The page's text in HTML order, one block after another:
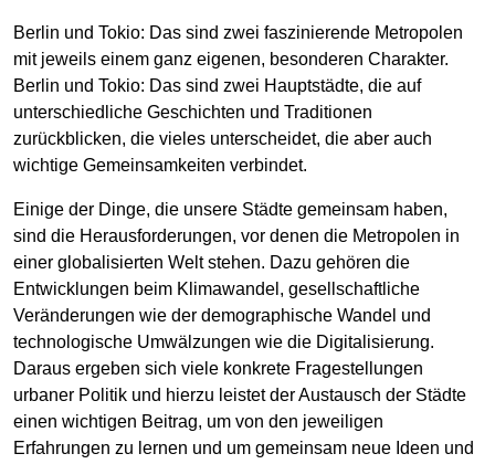
Berlin und Tokio: Das sind zwei faszinierende Metropolen
mit jeweils einem ganz eigenen, besonderen Charakter.
Berlin und Tokio: Das sind zwei Hauptstädte, die auf
unterschiedliche Geschichten und Traditionen
zurückblicken, die vieles unterscheidet, die aber auch
wichtige Gemeinsamkeiten verbindet.
Einige der Dinge, die unsere Städte gemeinsam haben,
sind die Herausforderungen, vor denen die Metropolen in
einer globalisierten Welt stehen. Dazu gehören die
Entwicklungen beim Klimawandel, gesellschaftliche
Veränderungen wie der demographische Wandel und
technologische Umwälzungen wie die Digitalisierung.
Daraus ergeben sich viele konkrete Fragestellungen
urbaner Politik und hierzu leistet der Austausch der Städte
einen wichtigen Beitrag, um von den jeweiligen
Erfahrungen zu lernen und um gemeinsam neue Ideen und